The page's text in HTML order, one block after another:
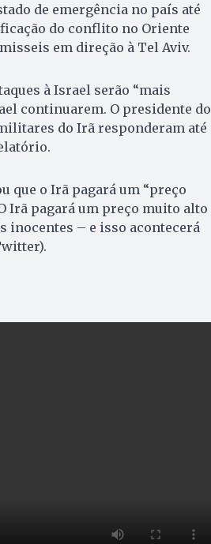
de emergência no país até
do conflito no Oriente
em direção à Tel Aviv.
à Israel serão “mais
continuarem. O presidente do
do Irã responderam até
que o Irã pagará um “preço
Irã pagará um preço muito alto
inocentes – e isso acontecerá